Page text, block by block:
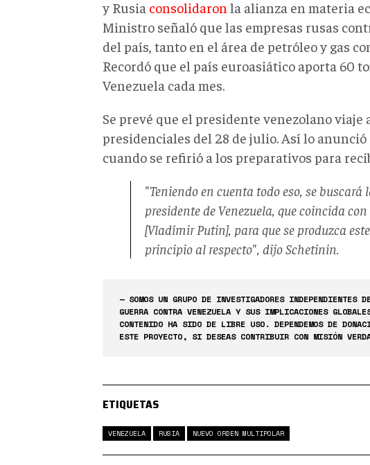
y Rusia consolidaron la alianza en materia
Ministro señaló que las empresas rusas
del país, tanto en el área de petróleo y gas
Recordó que el país euroasiático aporta 60
Venezuela cada mes.
Se prevé que el presidente venezolano viaje
presidenciales del 28 de julio. Así lo
cuando se refirió a los preparativos para
"Teniendo en cuenta todo eso, se
presidente de Venezuela, que coincida
[Vladímir Putin], para que se produzca
principio al respecto", dijo Schetinin.
— SOMOS UN GRUPO DE INVESTIGADORES INDEPENDIENTES
GUERRA CONTRA VENEZUELA Y SUS IMPLICACIONES
CONTENIDO HA SIDO DE LIBRE USO. DEPENDEMOS DE
ESTE PROYECTO, SI DESEAS CONTRIBUIR CON MISIÓN
ETIQUETAS
VENEZUELA RUSIA NUEVO ORDEN MULTIPOLAR